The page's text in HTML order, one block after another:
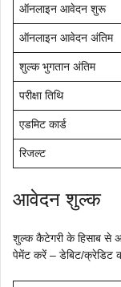
ऑनलाइन आवेदन शुरू
ऑनलाइन आवेदन अंतिम
शुल्क भुगतान अंतिम
परीक्षा तिथि
एडमिट कार्ड
रिजल्ट
आवेदन शुल्क
शुल्क कैटेगरी के हिसाब से
पेमेंट करें – डेबिट/क्रेडिट